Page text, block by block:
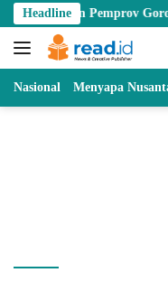
Skip
to
content
Headline
Pemprov Gorontalo
Nasional Menyapa